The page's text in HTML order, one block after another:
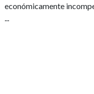
económicamente